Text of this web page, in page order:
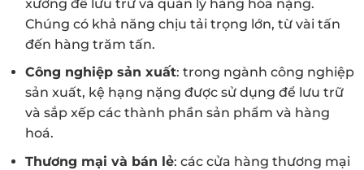
xưởng để lưu trữ và quản lý hàng hóa nặng.
Chúng có khả năng chịu tải trọng lớn, từ vài tấn
đến hàng trăm tấn.
Công nghiệp sản xuất: trong ngành công nghiệp
sản xuất, kệ hạng nặng được sử dụng để lưu trữ
và sắp xếp các thành phần sản phẩm và hàng
hoá.
Thương mại và bán lẻ: các cửa hàng thương mại